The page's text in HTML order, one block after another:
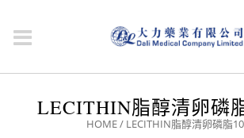
LECITHIN脂醇清卵磷
HOME/ LECITHIN脂醇清卵磷脂